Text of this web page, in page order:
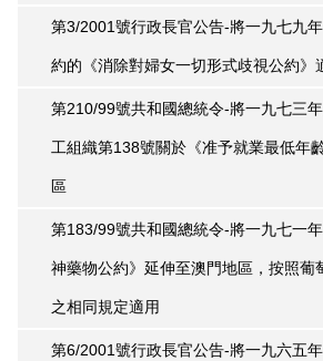
第3/2001號行政長官公告-將一九七九
約的《消除對婦女一切形式歧視公約》
第210/99號共和國總統令-將一九七三
工組織第138號關於《准予就業最低年
區
第183/99號共和國總統令-將一九七一
神藥物公約》延伸至澳門地區，按照葡
之相同規定適用
第6/2001號行政長官公告-將一九六五